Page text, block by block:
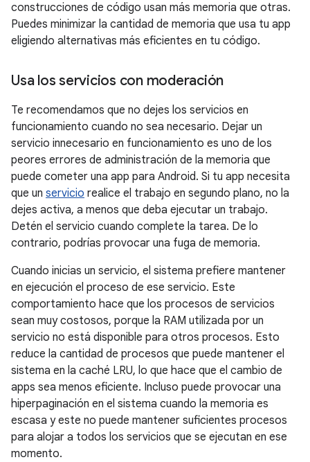
construcciones de código usan más memoria que otras.
Puedes minimizar la cantidad de memoria que usa tu app
eligiendo alternativas más eficientes en tu código.
Usa los servicios con moderación
Te recomendamos que no dejes los servicios en
funcionamiento cuando no sea necesario. Dejar un
servicio innecesario en funcionamiento es uno de los
peores errores de administración de la memoria que
puede cometer una app para Android. Si tu app necesita
que un servicio realice el trabajo en segundo plano, no la
dejes activa, a menos que deba ejecutar un trabajo.
Detén el servicio cuando complete la tarea. De lo
contrario, podrías provocar una fuga de memoria.
Cuando inicias un servicio, el sistema prefiere mantener
en ejecución el proceso de ese servicio. Este
comportamiento hace que los procesos de servicios
sean muy costosos, porque la RAM utilizada por un
servicio no está disponible para otros procesos. Esto
reduce la cantidad de procesos que puede mantener el
sistema en la caché LRU, lo que hace que el cambio de
apps sea menos eficiente. Incluso puede provocar una
hiperpaginación en el sistema cuando la memoria es
escasa y este no puede mantener suficientes procesos
para alojar a todos los servicios que se ejecutan en ese
momento.